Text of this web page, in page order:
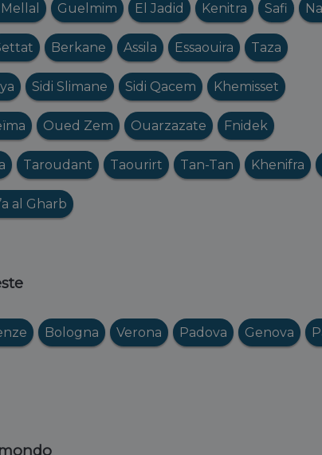
Guelmim El Jadid Kenitra Safi
Berkane Assila Essaouira Taza
Sidi Slimane Sidi Qacem Khemisset
Oued Zem Ouarzazate Fnidek
Taroudant Taourirt Tan-Tan Khenifra
al Gharb
Bologna Verona Padova Genova